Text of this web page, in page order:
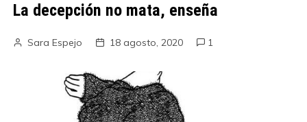
La decepción no mata, enseña
Sara Espejo 18 agosto, 2020 1